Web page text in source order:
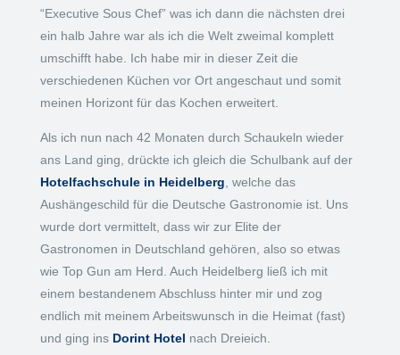
“Executive Sous Chef” was ich dann die nächsten drei
ein halb Jahre war als ich die Welt zweimal komplett
umschifft habe. Ich habe mir in dieser Zeit die
verschiedenen Küchen vor Ort angeschaut und somit
meinen Horizont für das Kochen erweitert.
Als ich nun nach 42 Monaten durch Schaukeln wieder
ans Land ging, drückte ich gleich die Schulbank auf der
Hotelfachschule in Heidelberg, welche das
Aushängeschild für die Deutsche Gastronomie ist. Uns
wurde dort vermittelt, dass wir zur Elite der
Gastronomen in Deutschland gehören, also so etwas
wie Top Gun am Herd. Auch Heidelberg ließ ich mit
einem bestandenem Abschluss hinter mir und zog
endlich mit meinem Arbeitswunsch in die Heimat (fast)
und ging ins Dorint Hotel nach Dreieich.